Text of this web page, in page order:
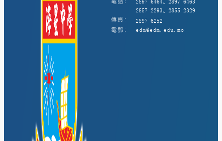
2897 6464、2897 6463
2857 2293、2855 2329
傳真:
2897 6252
電郵:
edm@edm.edu.mo